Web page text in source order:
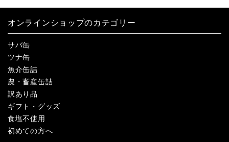
オンラインショップのカテゴリー
サバ缶
ツナ缶
魚介缶詰
農・畜産缶詰
訳あり品
ギフト・グッズ
食塩不使用
初めての方へ